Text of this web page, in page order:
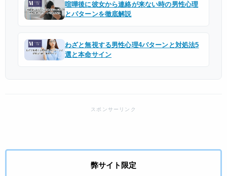
喧嘩後に彼女から連絡が来ない時の男性心理
とパターンを徹底解説
わざと無視する男性心理4パターンと対処法5
選と本命サイン
弊サイト限定